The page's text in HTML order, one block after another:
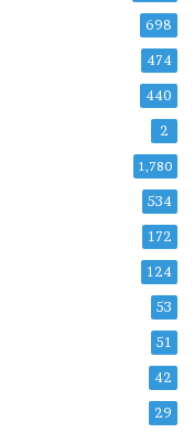
698
474
440
2
1,780
534
172
124
53
51
42
29